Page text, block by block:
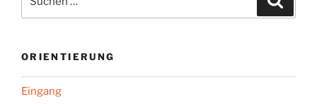
nach:
ORIENTIERUNG
Eingang